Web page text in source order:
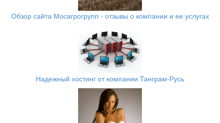
Обзор сайта Мосагрогрупп - отзывы о компании и ее услугах
Надежный хостинг от компании Танграм-Русь